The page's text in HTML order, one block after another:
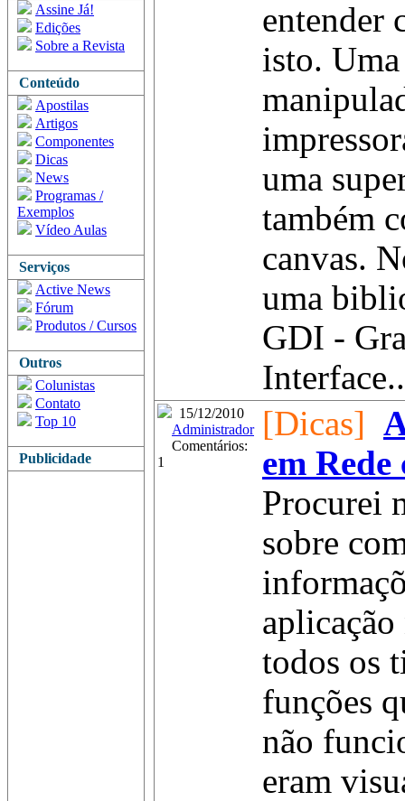
Assine Já!
Edições
Sobre a Revista
Conteúdo
Apostilas
Artigos
Componentes
Dicas
News
Programas /
Exemplos
Vídeo Aulas
Serviços
Active News
Fórum
Produtos / Cursos
Outros
Colunistas
Contato
Top 10
Publicidade
entender
isto.
uma
também
canvas.
uma
GDI -
15/12/2010
Administrador
Comentários:
1
[Dicas]
em Rede
Procurei
sobre
aplicação
todos os
funções
não
eram